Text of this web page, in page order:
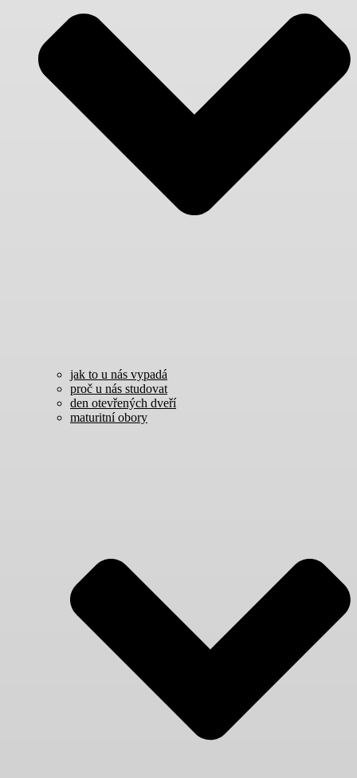
jak to u nás vypadá
proč u nás studovat
den otevřených dveří
maturitní obory